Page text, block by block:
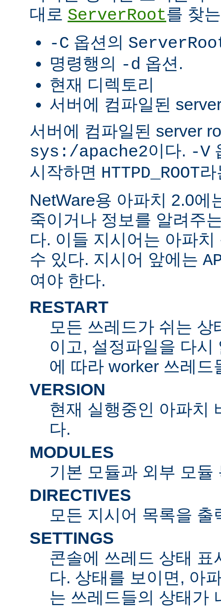
대로 ServerRoot를 찾
-C 옵션의
명령행의 -d 옵션.
현재 디렉토리
서버에 컴파일된
서버에 컴파일된 server
sys:/apache2이다. -V
시작하면 HTTPD_ROOT
NetWare용 아파치 2.0에
죽이거나 정보를 알려주
다. 이들 지시어는 아파
수 있다. 지시어 앞에는
여야 한다.
RESTART
모든 쓰레드가 쉬는
이고, 설정파일을 다
에 따라 worker 쓰레드
VERSION
현재 실행중인 아파치
다.
MODULES
기본 모듈과 외부 모듈
DIRECTIVES
모든 지시어 목록을 출
SETTINGS
콘솔에 쓰레드 상태 표
다. 상태를 보이면, 아
는 쓰레드들의 상태가